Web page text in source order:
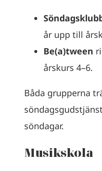
år upp till
Be(a)tween
årskurs 4–6.
Båda grupperna
söndagar.
Musikskola